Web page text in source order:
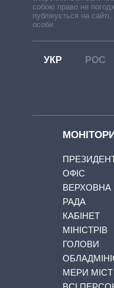
собою право не
публікується на
особи.
УКР РОС
ПРЕЗИДЕНТ
ОФІС
ВЕРХОВНА
РАДА
КАБІНЕТ
МІНІСТРІВ
ГОЛОВИ
МЕРИ МІСТ